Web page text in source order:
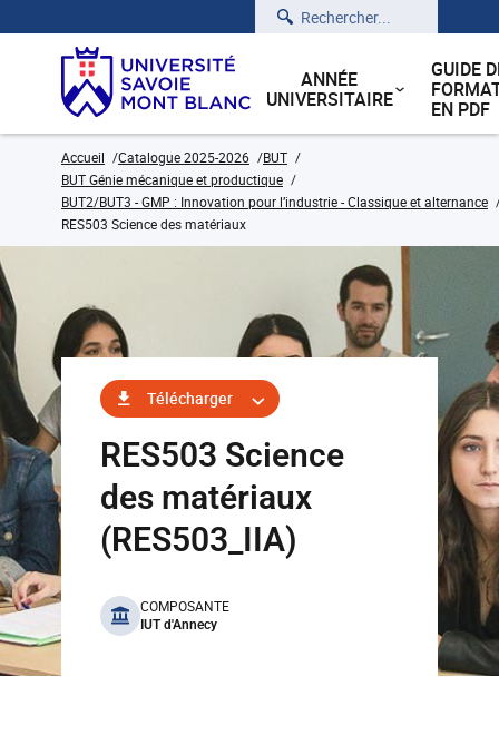
Rechercher
ANNÉE
UNIVERSITAIRE
GUIDE
EN PDF
Accueil Catalogue 2025-2026
BUT
BUT Génie mécanique et productique
BUT2/BUT3 - GMP : Innovation pour l’industrie - Classique et alternance
RES503 Science des matériaux
Télécharger
RES503 Science
des matériaux
(RES503_IIA)
benefits
COMPOSANTE
IUT d'Annecy